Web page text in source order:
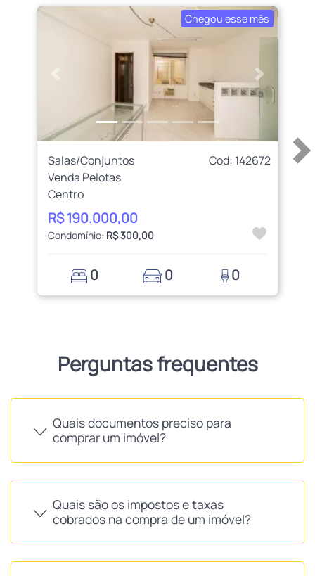
Chegou esse mês
Próximo
Salas/Conjuntos
Cod: 142672
Venda Pelotas
Centro
R$ 190.000,00
Condomínio: R$ 300,00
0 0 0
Perguntas frequentes
Quais documentos preciso para
comprar um imóvel?
Quais são os impostos e taxas
cobrados na compra de um imóvel?